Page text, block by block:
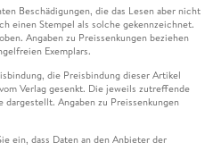
Beschädigungen, die das Lesen aber nicht
einen Stempel als solche gekennzeichnet.
Angaben zu Preissenkungen beziehen
Exemplars.
die Preisbindung dieser Artikel
Verlag gesenkt. Die jeweils zutreffende
Angaben zu Preissenkungen
ein, dass Daten an den Anbieter der